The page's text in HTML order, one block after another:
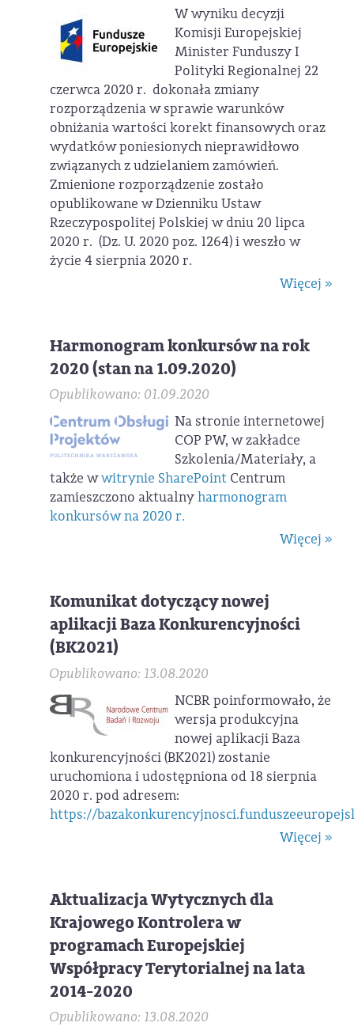
W wyniku decyzji
Komisji Europejskiej
Minister Funduszy I
Polityki Regionalnej 22
czerwca 2020 r. dokonała zmiany
rozporządzenia w sprawie warunków
obniżania wartości korekt finansowych oraz
wydatków poniesionych nieprawidłowo
związanych z udzielaniem zamówień.
Zmienione rozporządzenie zostało
opublikowane w Dzienniku Ustaw
Rzeczypospolitej Polskiej w dniu 20 lipca
2020 r. (Dz. U. 2020 poz. 1264) i weszło w
życie 4 sierpnia 2020 r.
Więcej »
Harmonogram konkursów na rok
2020 (stan na 1.09.2020)
Opublikowano: 01.09.2020
Na stronie internetowej
COP PW, w zakładce
Szkolenia/Materiały, a
także wwitrynie SharePoint Centrum
zamieszczono aktualnyharmonogram
konkursów na 2020 r.
Więcej »
Komunikat dotyczący nowej
aplikacji Baza Konkurencyjności
(BK2021)
Opublikowano: 13.08.2020
NCBR poinformowało, że
wersja produkcyjna
nowej aplikacji Baza
konkurencyjności (BK2021) zostanie
uruchomiona i udostępniona od 18 sierpnia
2020 r. pod adresem:
https://
Więcej »
Aktualizacja Wytycznych dla
Krajowego Kontrolera w
programach Europejskiej
Współpracy Terytorialnej na lata
2014-2020
Opublikowano: 13.08.2020